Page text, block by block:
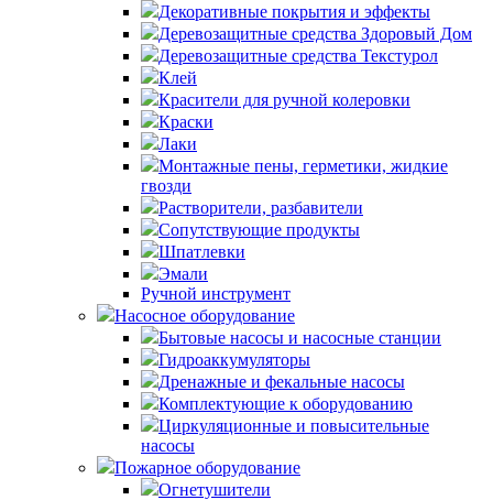
Декоративные покрытия и эффекты
Деревозащитные средства Здоровый Дом
Деревозащитные средства Текстурол
Клей
Красители для ручной колеровки
Краски
Лаки
Монтажные пены, герметики, жидкие
гвозди
Растворители, разбавители
Сопутствующие продукты
Шпатлевки
Эмали
Ручной инструмент
Насосное оборудование
Бытовые насосы и насосные станции
Гидроаккумуляторы
Дренажные и фекальные насосы
Комплектующие к оборудованию
Циркуляционные и повысительные
насосы
Пожарное оборудование
Огнетушители